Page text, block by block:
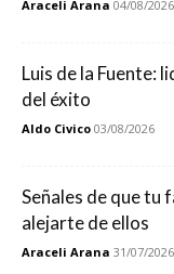
Araceli Arana 04/08/2026
Luis de la Fuente:
del éxito
Aldo Civico 03/08/2026
Señales de que tu
alejarte de ellos
Araceli Arana 31/07/2026